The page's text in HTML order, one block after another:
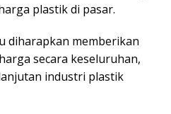
plastik di pasar.
diharapkan memberikan
secara keseluruhan,
industri plastik